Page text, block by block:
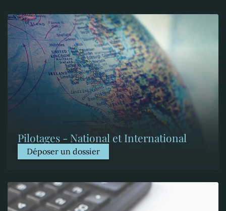
Pilotages - National et International
Déposer un dossier